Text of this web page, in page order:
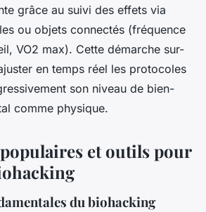
grâce au suivi des effets via
ou objets connectés (fréquence
VO2 max). Cette démarche sur-
en temps réel les protocoles
son niveau de bien-
comme physique.
et outils pour
du biohacking